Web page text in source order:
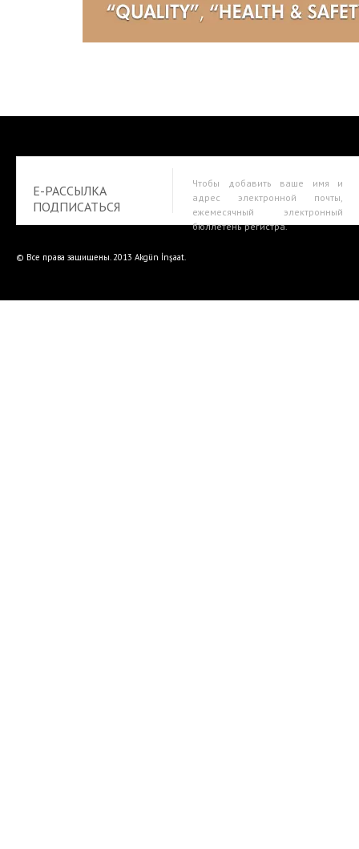
E-РАССЫЛКА
ПОДПИСАТЬСЯ
Чтобы добавить ваше имя и
адрес электронной почты,
ежемесячный электронный
бюллетень регистра.
© Все права защищены. 2013 Akgün İnşaat.